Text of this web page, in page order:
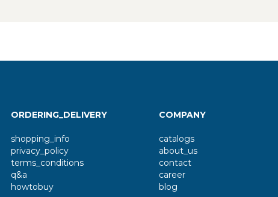
ORDERING_DELIVERY
shopping_info
privacy_policy
terms_conditions
q&a
howtobuy
COMPANY
catalogs
about_us
contact
career
blog